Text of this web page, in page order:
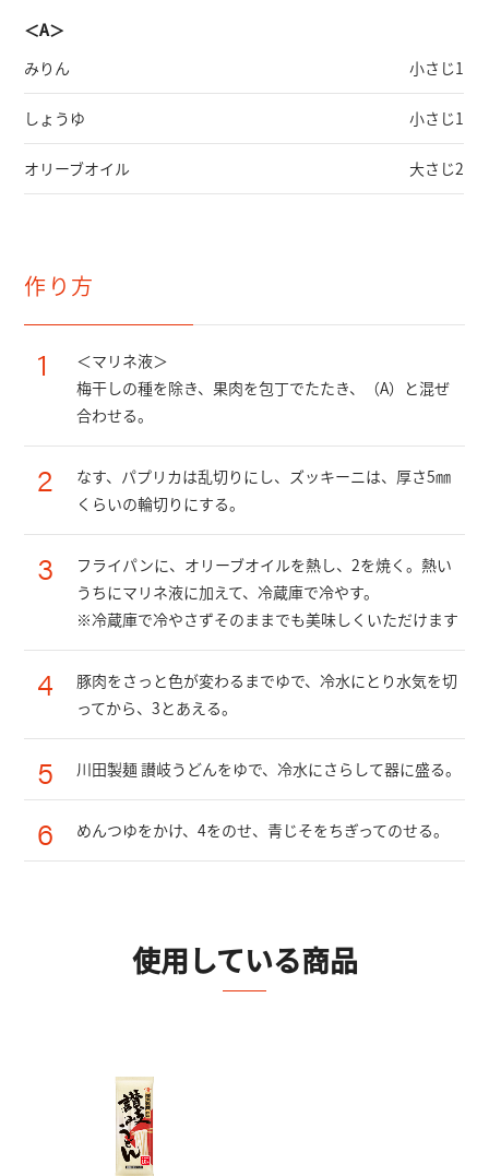
＜A＞
みりん
小さじ1
しょうゆ 小さじ1
オリーブオイル 大さじ2
作り方
1
＜マリネ液＞
梅干しの種を除き、果肉を包丁でたたき、（A）と混ぜ
合わせる。
2
なす、パプリカは乱切りにし、ズッキーニは、厚さ5㎜
くらいの輪切りにする。
3
フライパンに、オリーブオイルを熱し、2を焼く。熱い
うちにマリネ液に加えて、冷蔵庫で冷やす。
※冷蔵庫で冷やさずそのままでも美味しくいただけます
4
豚肉をさっと色が変わるまでゆで、冷水にとり水気を切
ってから、3とあえる。
5 川田製麺 讃岐うどんをゆで、冷水にさらして器に盛る。
6 めんつゆをかけ、4をのせ、青じそをちぎってのせる。
使用している商品